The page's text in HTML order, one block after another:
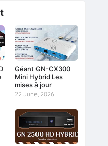
Géant GN-CX300
Mini Hybrid Les
mises à jour
22 June, 2026